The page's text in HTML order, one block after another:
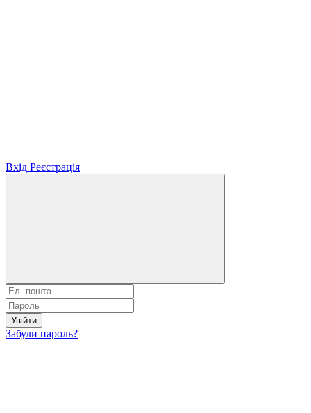
Вхід Реєстрація
Увійти
Забули пароль?